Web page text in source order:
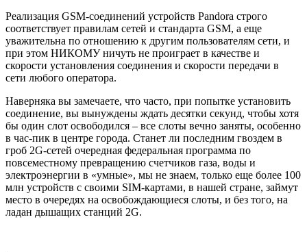
Реализация GSM-соединений устройств Pandora строго
соответствует правилам сетей и стандарта GSM, а еще
уважительна по отношению к другим пользователям сети, и
при этом НИКОМУ ничуть не проиграет в качестве и
скорости установления соединения и скорости передачи в
сети любого оператора.
Наверняка вы замечаете, что часто, при попытке установить
соединение, вы вынуждены ждать десятки секунд, чтобы хотя
бы один слот освободился – все слоты вечно заняты, особенно
в час-пик в центре города. Станет ли последним гвоздем в
гроб 2G-сетей очередная федеральная программа по
повсеместному превращению счетчиков газа, воды и
электроэнергии в «умные», мы не знаем, только еще более 100
млн устройств с своими SIM-картами, в нашей стране, займут
место в очередях на освобождающиеся слоты, и без того, на
ладан дышащих станций 2G.